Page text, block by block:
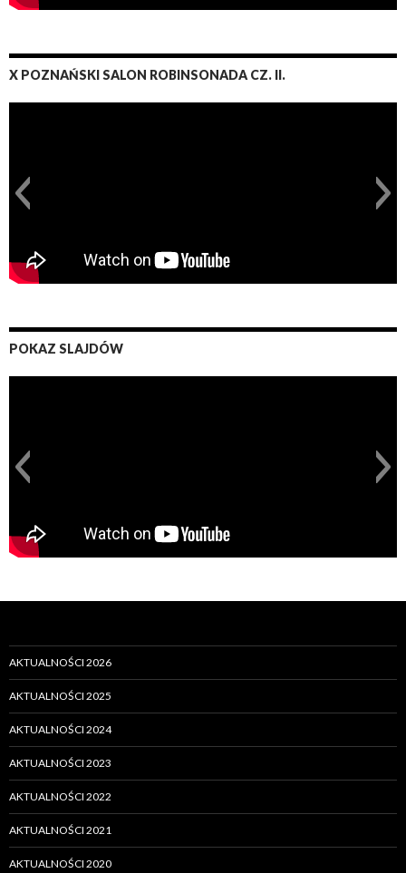
X POZNAŃSKI SALON ROBINSONADA CZ. II.
POKAZ SLAJDÓW
AKTUALNOŚCI 2026
AKTUALNOŚCI 2025
AKTUALNOŚCI 2024
AKTUALNOŚCI 2023
AKTUALNOŚCI 2022
AKTUALNOŚCI 2021
AKTUALNOŚCI 2020